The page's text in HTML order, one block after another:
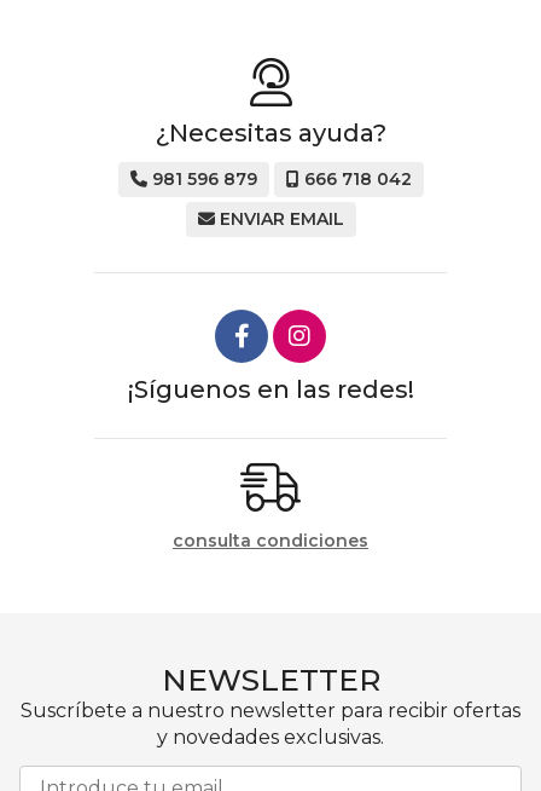
¿Necesitas ayuda?
981 596 879
666 718 042
ENVIAR EMAIL
¡Síguenos en las redes!
consulta condiciones
NEWSLETTER
Suscríbete a nuestro newsletter para recibir ofertas
y novedades exclusivas.